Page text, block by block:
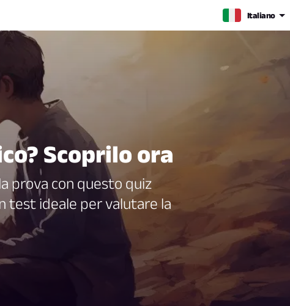
Italiano
Scoprilo ora
prova con questo quiz
test ideale per valutare la